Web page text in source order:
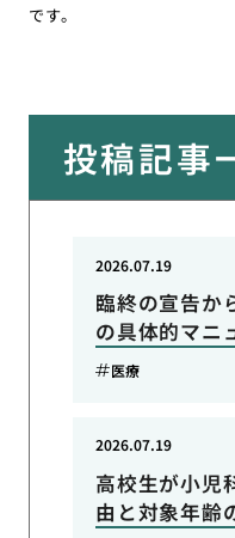
です。
投稿記事
臨終の宣告か
の具体的マニ
2026.07.19
医療
高校生が小児
由と対象年齢
2026.07.19